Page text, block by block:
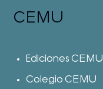
CEMU
Ediciones CEMU
Colegio CEMU